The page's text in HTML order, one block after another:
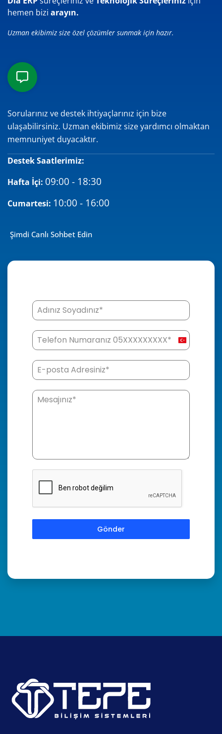
hemen bizi arayın.
Uzman ekibimiz size özel çözümler sunmak için hazır.
Sorularınız ve destek ihtiyaçlarınız için bize
ulaşabilirsiniz. Uzman ekibimiz size yardımcı olmaktan
memnuniyet duyacaktır.
Destek Saatlerimiz:
Hafta İçi: 09:00 - 18:30
Cumartesi: 10:00 - 16:00
Şimdi Canlı Sohbet Edin
+90
Gönder